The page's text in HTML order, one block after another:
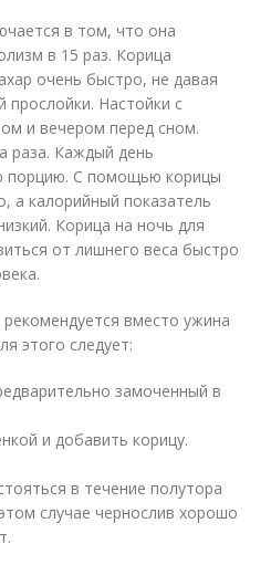
в том, что она
в 15 раз. Корица
очень быстро, не давая
Настойки с
и вечером перед сном.
раза. Каждый день
порцию. С помощью корицы
а калорийный показатель
Корица на ночь для
от лишнего веса быстро
вместо ужина
этого следует:
замоченный в
и добавить корицу.
в течение полутора
случае чернослив хорошо